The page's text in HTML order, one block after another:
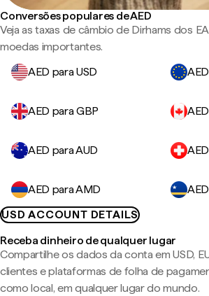
Conversões populares de AED
Veja as taxas de câmbio de Dirhams dos
moedas importantes.
AED para USD
AED para GBP
AED para AUD
AED para AMD
USD ACCOUNT DETAILS
Receba dinheiro de qualquer lugar
Compartilhe os dados da conta em USD,
clientes e plataformas de folha de
como local, em qualquer lugar do mundo.